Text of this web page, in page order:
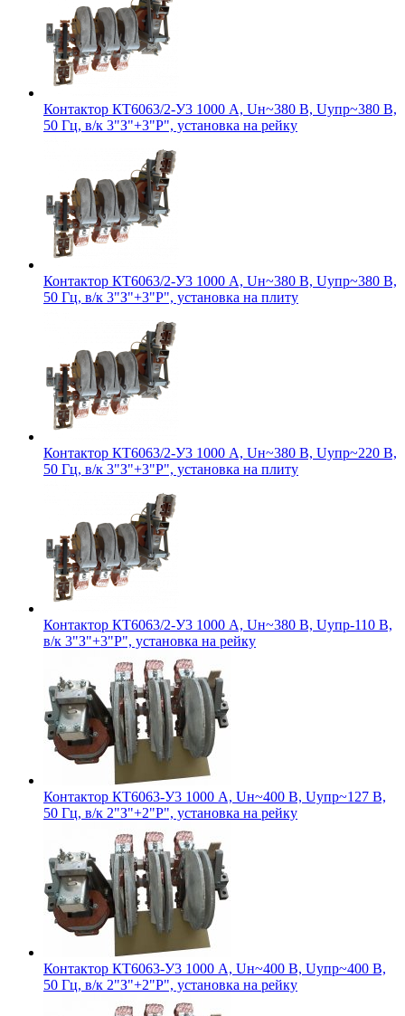
Контактор КТ6063/2-У3 1000 А, Uн~380 В, Uупр~380 В,
50 Гц, в/к 3"З"+3"Р", установка на рейку
Контактор КТ6063/2-У3 1000 А, Uн~380 В, Uупр~380 В,
50 Гц, в/к 3"З"+3"Р", установка на плиту
Контактор КТ6063/2-У3 1000 А, Uн~380 В, Uупр~220 В,
50 Гц, в/к 3"З"+3"Р", установка на плиту
Контактор КТ6063/2-У3 1000 А, Uн~380 В, Uупр-110 В,
в/к 3"З"+3"Р", установка на рейку
Контактор КТ6063-У3 1000 А, Uн~400 В, Uупр~127 В,
50 Гц, в/к 2"З"+2"Р", установка на рейку
Контактор КТ6063-У3 1000 А, Uн~400 В, Uупр~400 В,
50 Гц, в/к 2"З"+2"Р", установка на рейку